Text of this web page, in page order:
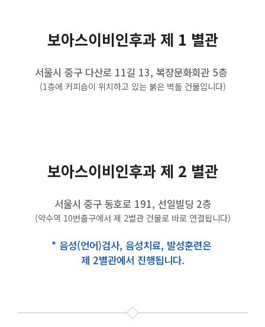
보아스이비인후과 제 1 별관
서울시 중구 다산로 11길 13, 복장문화회관 5층
(1층에 커피숍이 위치하고 있는 붉은 벽돌 건물입니다)
보아스이비인후과 제 2 별관
서울시 중구 동호로 191, 선일빌딩 2층
(약수역 10번출구에서 제 2별관 건물로 바로 연결됩니다)
* 음성(언어)검사, 음성치료, 발성훈련은
제 2별관에서 진행됩니다.